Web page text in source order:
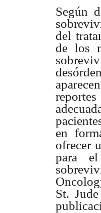
Según
del
de los
en
ofrecer
para
St.